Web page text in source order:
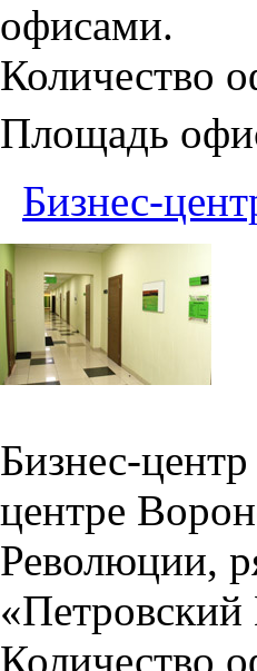
офисами.
Количество
Площадь
Бизнес-
Бизнес-
центре
Революции,
Количество